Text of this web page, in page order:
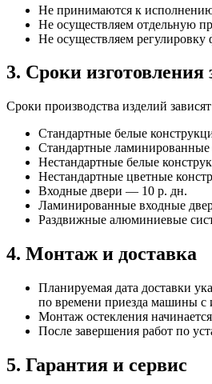
Не принимаются к исполнению
Не осуществляем отдельную
Не осуществляем регулировку
3. Сроки изготовления
Сроки производства изделий
Стандартные белые
Стандартные
Нестандартные белые
Нестандартные цветные
Входные двери — 10 р. дн.
Ламинированные входные
Раздвижные алюминиевые
4. Монтаж и доставка
Планируемая дата доставки
по времени приезда машины с
Монтаж остекления
После завершения работ по
5. Гарантия и сервис